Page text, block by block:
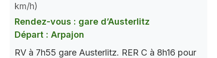
km/h)
Rendez-vous : gare d’Austerlitz
Départ : Arpajon
RV à 7h55 gare Austerlitz. RER C à 8h16 pour